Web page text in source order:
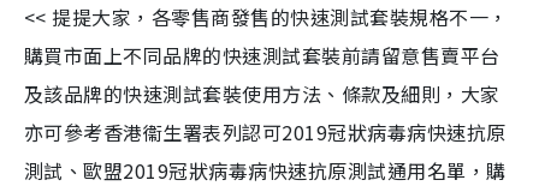
<< 提提大家，各零售商發售的快速測試套裝規格不一，
購買市面上不同品牌的快速測試套裝前請留意售賣平台
及該品牌的快速測試套裝使用方法、條款及細則，大家
亦可參考香港衞生署表列認可2019冠狀病毒病快速抗原
測試、歐盟2019冠狀病毒病快速抗原測試通用名單，購